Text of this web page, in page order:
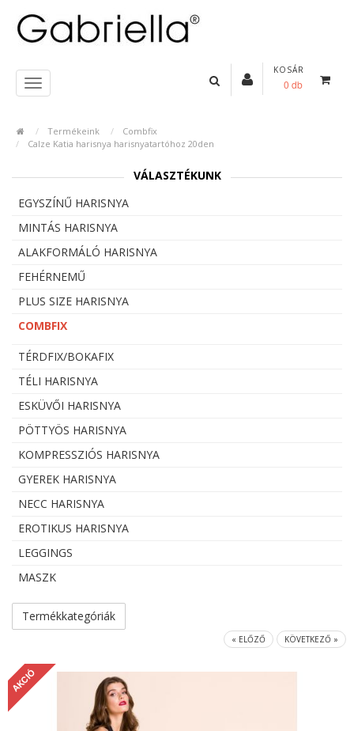
KOSÁR
0 db
Termékeink
Combfix
Calze Katia harisnya harisnyatartóhoz 20den
VÁLASZTÉKUNK
EGYSZÍNŰ HARISNYA
MINTÁS HARISNYA
ALAKFORMÁLÓ HARISNYA
FEHÉRNEMŰ
PLUS SIZE HARISNYA
COMBFIX
TÉRDFIX/BOKAFIX
TÉLI HARISNYA
ESKÜVŐI HARISNYA
PÖTTYÖS HARISNYA
KOMPRESSZIÓS HARISNYA
GYEREK HARISNYA
NECC HARISNYA
EROTIKUS HARISNYA
LEGGINGS
MASZK
Termékkategóriák
« ELŐZŐ KÖVETKEZŐ »
AKCIÓ